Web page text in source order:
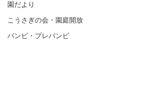
園だより
こうさぎの会・園庭開放
バンビ・プレバンビ